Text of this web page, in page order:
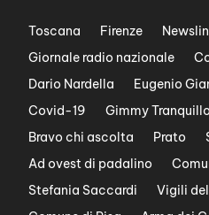
Toscana Firenze
Giornale radio nazionale
Dario Nardella
Eugenio
Covid-19
Gimmy Tranquillo
Bravo chi ascolta
Prato
Ad ovest di padalino
Stefania Saccardi
Vigili